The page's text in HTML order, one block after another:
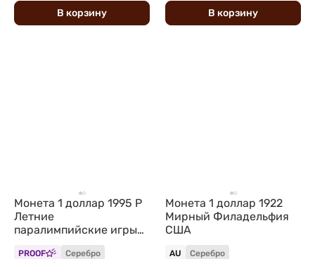
В корзину В корзину
Монета 1 доллар 1995 P
Летние
паралимпийские игры
Атланта - Бег США
PROOF Серебро
Монета 1 доллар 1922
Мирный Филадельфия
США
AU Серебро